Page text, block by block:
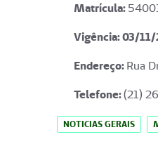
Matrícula:
Vigência: 03/
Endereço:Rua
Telefone:(21)
NOTICIAS GERAIS